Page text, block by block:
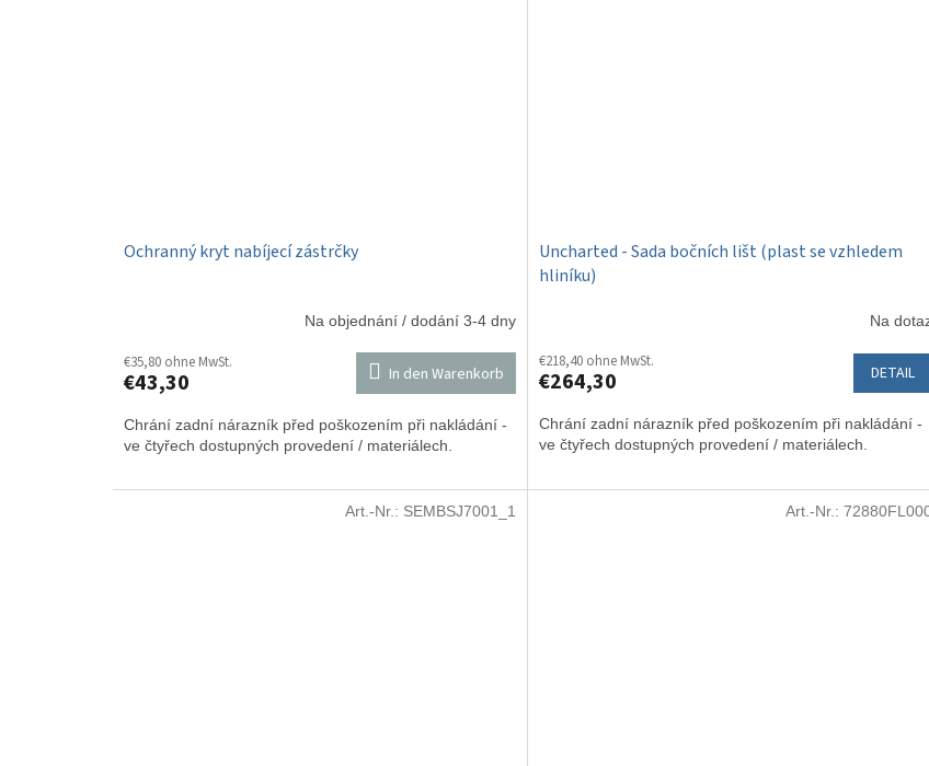
Ochranný kryt nabíjecí zástrčky
Na objednání / dodání 3-4 dny
€35,80 ohne MwSt.
€43,30 In den Warenkorb
Chrání zadní nárazník před poškozením při nakládání -
ve čtyřech dostupných provedení / materiálech.
Uncharted - Sada bočních lišt (plast se vzhledem
hliníku)
Na
€218,40 ohne MwSt.
€264,30 DETAIL
Chrání zadní nárazník před poškozením při nakládání -
ve čtyřech dostupných provedení / materiálech.
Art.-Nr.: SEMBSJ7001_1 Art.-Nr.: